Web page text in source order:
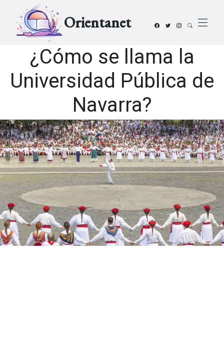
Orientanet
¿Cómo se llama la
Universidad Pública de
Navarra?